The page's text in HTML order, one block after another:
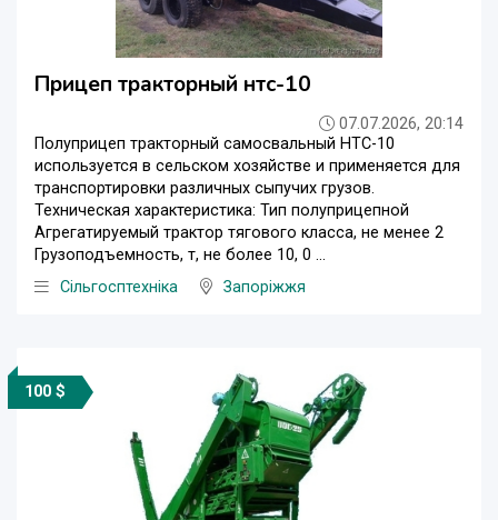
Прицеп тракторный нтс-10
07.07.2026, 20:14
Полуприцеп тракторный самосвальный НТС-10
используется в сельском хозяйстве и применяется для
транспортировки различных сыпучих грузов.
Техническая характеристика: Тип полуприцепной
Агрегатируемый трактор тягового класса, не менее 2
Грузоподъемность, т, не более 10, 0 ...
Сільгосптехніка
Запоріжжя
100 $